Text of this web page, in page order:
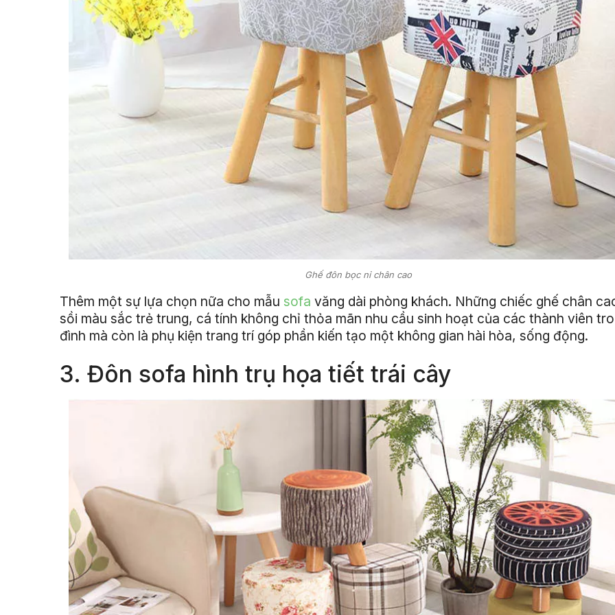
Ghế đôn bọc nỉ chân cao
Thêm một sự lựa chọn nữa cho mẫu sofa văng dài phòng khách. Những chiếc ghế chân
sồi màu sắc trẻ trung, cá tính không chỉ thỏa mãn nhu cầu sinh hoạt của các thành viên
đình mà còn là phụ kiện trang trí góp phần kiến tạo một không gian hài hòa, sống động.
3. Đôn sofa hình trụ họa tiết trái cây